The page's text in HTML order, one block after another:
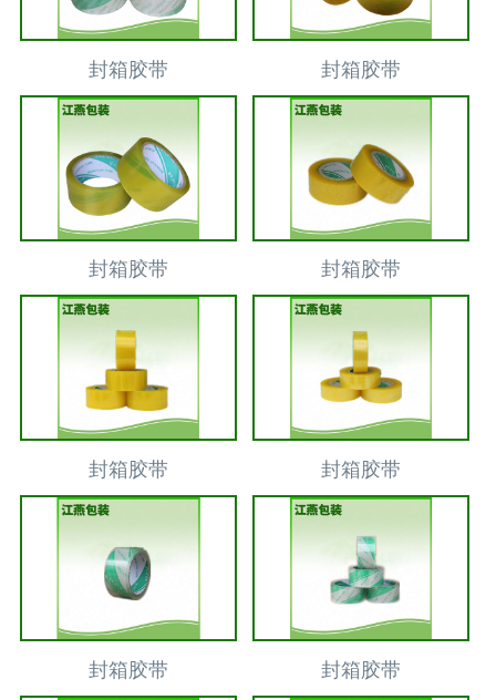
封箱胶带 封箱胶带
封箱胶带 封箱胶带
封箱胶带 封箱胶带
封箱胶带 封箱胶带